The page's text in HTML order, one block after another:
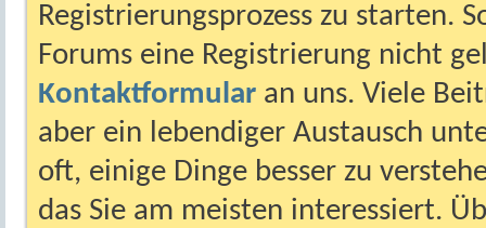
Registrierungsprozess zu starten.
Forums eine Registrierung nicht
Kontaktformular an uns. Viele
aber ein lebendiger Austausch
oft, einige Dinge besser zu
das Sie am meisten interessiert.